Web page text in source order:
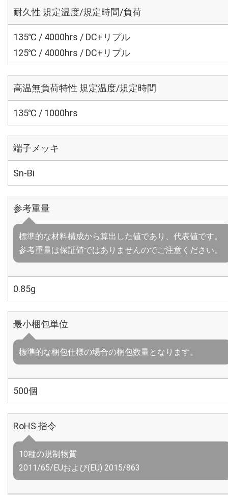
耐久性 規定温度/規定時間/負荷
135℃ / 4000hrs / DC+リプル
125℃ / 4000hrs / DC+リプル
高温無負荷特性 規定温度/規定時間
135℃ / 1000hrs
端子メッキ
Sn-Bi
参考重量
標準的な材料構成から算出した値であり、代表値です。
参考重量は保証値ではありませんのでご注意ください。
0.85g
最小梱包単位
標準的な梱包仕様の場合の梱包数量となります。
500個
RoHS 指令
10種の規制物質
2011/65/EUおよび(EU) 2015/863